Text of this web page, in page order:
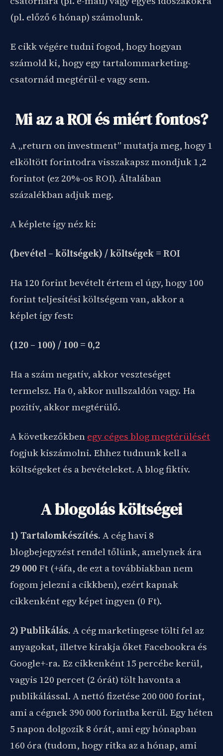
(pl. előző 6 hónap) számolunk.
E cikk végére tudni fogod, hogy hogyan
számold ki, hogy egy tartalommarketing-
csatornád megtérül-e vagy sem.
Mi az a ROI és miért fontos?
A „return on investment” mutatja meg, hogy 1
elköltött forintodra visszakapsz mondjuk 1,2
forintot (ez 20%-os ROI). Általában
százalékban adjuk meg.
A képlete így néz ki:
(bevétel – költségek) / költségek = ROI
Ha 120 forint bevételt értem el úgy, hogy 100
forint teljesítési költségem van, akkor a
képlet így fest:
(120 – 100) / 100 = 0,2
Ha a szám negatív, akkor veszteséget
termelsz. Ha 0, akkor nullszaldón vagy. Ha
pozitív, akkor megtérülő.
A következőkbenegy céges blog megtérülését
fogjuk kiszámolni. Ehhez tudnunk kell a
költségeket és a bevételeket. A blog fiktív.
A blogolás költségei
1) Tartalomkészítés.A cég havi 8
blogbejegyzést rendel tőlünk, amelynek ára
29 000Ft (+áfa, de ezt a továbbiakban nem
fogom jelezni a cikkben), ezért kapnak
cikkenként egy képet ingyen (0 Ft).
2) Publikálás.A cég marketingese tölti fel az
anyagokat, illetve kirakja őket Facebookra és
Google+-ra. Ez cikkenként 15 percébe kerül,
vagyis 120 percet (2 órát) tölt havonta a
publikálással. A nettó fizetése 200 000 forint,
ami a cégnek 390 000 forintba kerül. Egy héten
5 napon dolgozik 8 órát, ami egy hónapban
160 óra (tudom, hogy ritka az a hónap, ami